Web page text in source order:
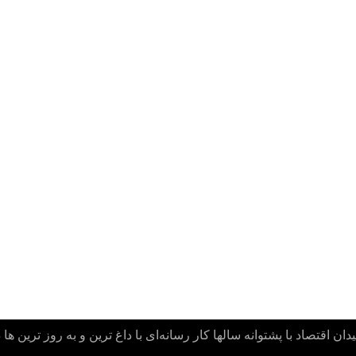
اقتصاد با پشتوانه سالها کار رسانه‌ای با داغ ترین و به روز ترین